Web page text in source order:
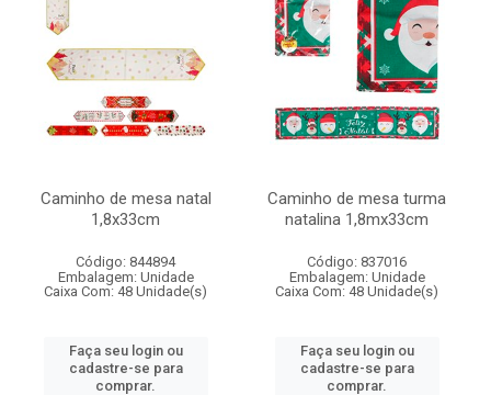
Caminho de mesa natal
1,8x33cm
Código: 844894
Embalagem: Unidade
Caixa Com: 48 Unidade(s)
Faça seu login ou
cadastre-se para
comprar.
Caminho de mesa turma
natalina 1,8mx33cm
Código: 837016
Embalagem: Unidade
Caixa Com: 48 Unidade(s)
Faça seu login ou
cadastre-se para
comprar.